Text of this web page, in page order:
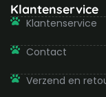
Klantenservice
Klantenservice
Contact
Verzend en